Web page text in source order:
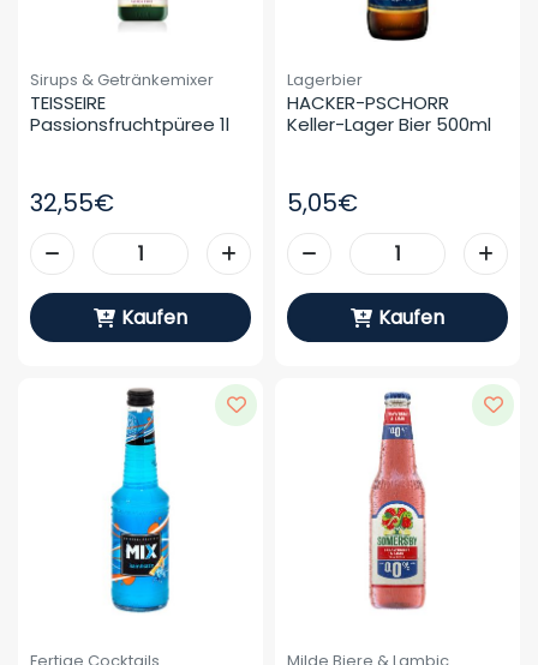
Sirups & Getränkemixer
TEISSEIRE
Passionsfruchtpüree 1l
32,55€
Kaufen
Lagerbier
HACKER-PSCHORR
Keller-Lager Bier 500ml
5,05€
Kaufen